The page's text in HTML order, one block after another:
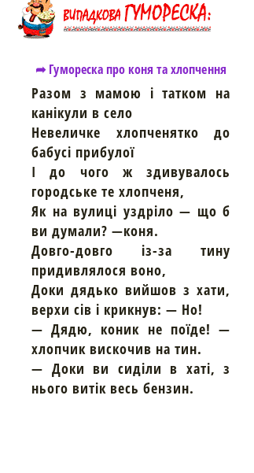
➦ Гумореска про коня та хлопчення
Разом з мамою і татком на
канікули в село
Невеличке хлопченятко до
бабусі прибулої
І до чого ж здивувалось
городське те хлопченя,
Як на вулиці уздріло — що б
ви думали? —коня.
Довго-довго із-за тину
придивлялося воно,
Доки дядько вийшов з хати,
верхи сів і крикнув: — Но!
— Дядю, коник не поїде! —
хлопчик вискочив на тин.
— Доки ви сиділи в хаті, з
нього витік весь бензин.